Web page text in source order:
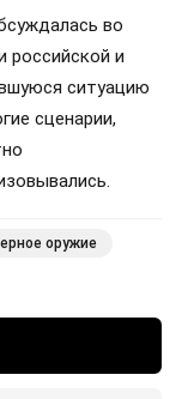
во
российской и
ситуацию
сценарии,
оружие